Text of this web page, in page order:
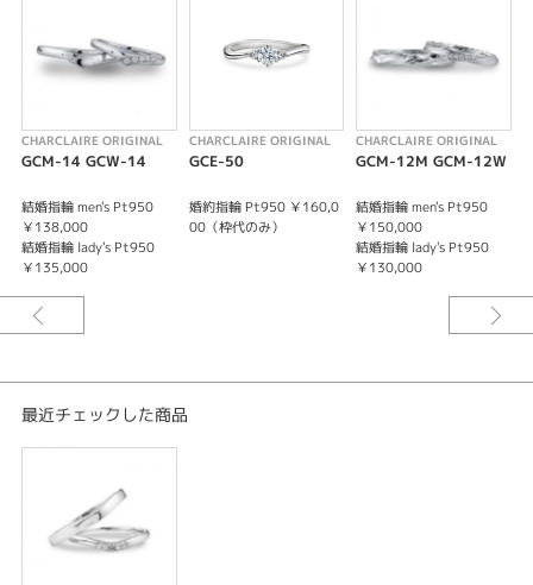
Claireシリーズ GCM-29 GCW-29
lady'sの指輪には中央に大変稀少なピンクダイヤモンドを使用しておりま
す。
かっこよく仕上げております。
Pt950のハードプラチナを使用することで丈夫さも兼ねそろえております。
※価格は税込になります。
CHARCLAIRE ORIGINAL
GCM-14 GCW-14
結婚指輪 men's Pt950
￥138,000
結婚指輪 lady's Pt950
￥135,000
CHARCLAIRE ORIGINAL
GCE-50
婚約指輪 Pt950 ￥160,0
00（枠代のみ）
CHARCLAIRE ORIGINAL
GCM-12M GCM-12W
結婚指輪 men's Pt950
￥150,000
結婚指輪 lady's Pt950
￥130,000
最近チェックした商品